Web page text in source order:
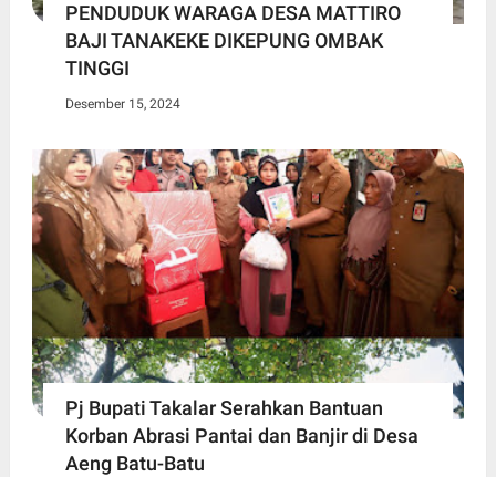
PENDUDUK WARAGA DESA MATTIRO
BAJI TANAKEKE DIKEPUNG OMBAK
TINGGI
Desember 15, 2024
Pj Bupati Takalar Serahkan Bantuan
Korban Abrasi Pantai dan Banjir di Desa
Aeng Batu-Batu